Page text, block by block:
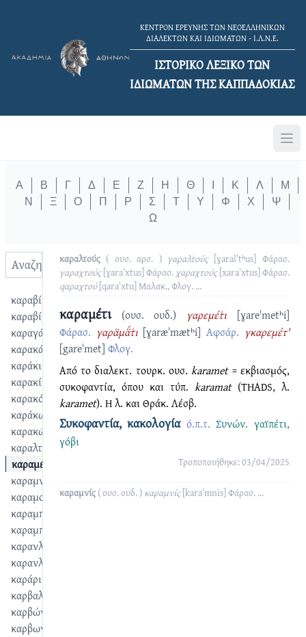
ΚΕΝΤΡΟΝ ΕΡΕΥΝΗΣ ΤΩΝ ΝΕΟΕΛΛΗΝΙΚΩΝ
ΔΙΑΛΕΚΤΩΝ ΚΑΙ ΙΔΙΩΜΑΤΩΝ - Ι.Λ.Ν.Ε.
ΙΣΤΟΡΙΚΟ ΛΕΞΙΚΟ TΩΝ
ΙΔΙΩΜΑΤΩΝ ΤΗΣ ΚΑΠΠΑΔΟΚΙΑΣ
Α Β Γ Δ Ε Ζ Η Θ Κ Λ
Μ
Ν
Ξ Ο Π Ρ Σ Τ Υ Φ Χ
Ψ
Ω
καραβίνα
καραβίτσα
καραγάτσι
καρακάξα
καράκι
καρακίτσα
καρακόλι
καράκωμα
καρακώνω
καραλτούς
καραμέτι
καραμνίς
καραμούκι
καραμπακάρα
καραμπογιά
καρανλαντώ
καρανλίχι
καράρι
καρβαλί
καρβώνι
καρβωνίζω
καραλτούς ( ουσ. αρσ. ) γαραλτ͑ούς [ɣaralˈtʰus] Φάρασ.
γαραχτούς [ɣaraˈxtus] Φάρασ. χαραχτούς [xaraˈxtus] Φάρασ.
qαραχτού [qaraˈxtu] Μαλακ., Φλογ. ...
καραμέτι (ουσ. ουδ.) γαρεμέτ͑ι
[ɣareˈmetʰi]
Φάρασ. γαρα̈μα̈́τ͑ι [ɣaræˈmætʰi] Αφσάρ. γκαρεμέτ'
[gareˈmet] Φλογ.
Από το διαλεκτ. τουρκ. ουσ.karamet = εκβιασμός,
συκοφαντία, όπου και τύπ. karamat(THADS, λ.
karamet). Η λ. και Θράκ. Λέσβ.
Συκοφαντία, κακολογία ό.π.τ. Συνών. γαϊπέτι,
γόβι
Τροποποιήθηκε: 03/04/2025
καραμνίς ( ουσ. ουδ. ) καραμνίς [karaˈmnis] Φάρασ. ...